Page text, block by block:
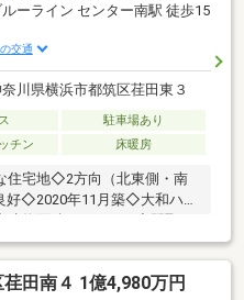
ルーライン センター南駅 徒歩15
交通
川県横浜市都筑区荏田東３
駐車場あり
チン 床暖房
住宅地◇2方向（北東側・南
好◇2020年11月築◇大和ハウ
コーナー約2.6帖あり◇スタ
クインクローゼット
田南４ 1億4,980万円